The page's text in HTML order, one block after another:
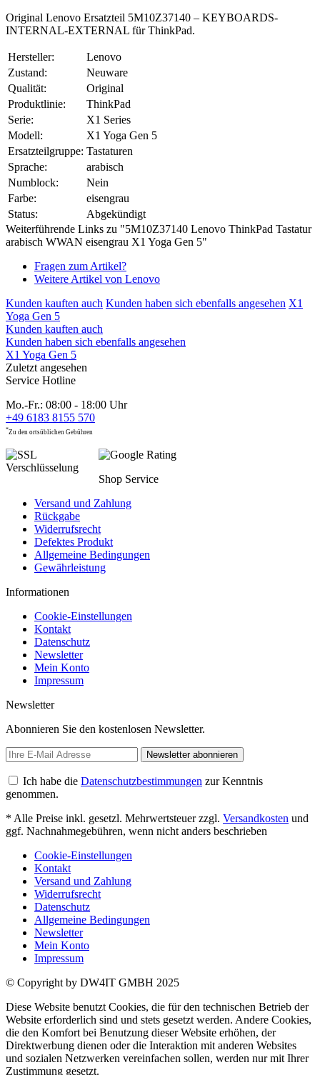
Original Lenovo Ersatzteil 5M10Z37140 – KEYBOARDS-
INTERNAL-EXTERNAL für ThinkPad.
Hersteller:
Lenovo
Zustand:
Neuware
Qualität:
Original
Produktlinie:
ThinkPad
Serie:
X1 Series
Modell:
X1 Yoga Gen 5
Ersatzteilgruppe: Tastaturen
Sprache:
arabisch
Numblock:
Nein
Farbe:
eisengrau
Status:
Abgekündigt
Weiterführende Links zu "5M10Z37140 Lenovo ThinkPad Tastatur
arabisch WWAN eisengrau X1 Yoga Gen 5"
Fragen zum Artikel?
Weitere Artikel von Lenovo
Kunden kauften auch Kunden haben sich ebenfalls angesehen X1
Yoga Gen 5
Kunden kauften auch
Kunden haben sich ebenfalls angesehen
X1 Yoga Gen 5
Zuletzt angesehen
Service Hotline
Mo.-Fr.: 08:00 - 18:00 Uhr
+49 6183 8155 570
*Zu den ortsüblichen Gebühren
Shop Service
Versand und Zahlung
Rückgabe
Widerrufsrecht
Defektes Produkt
Allgemeine Bedingungen
Gewährleistung
Informationen
Cookie-Einstellungen
Kontakt
Datenschutz
Newsletter
Mein Konto
Impressum
Newsletter
Abonnieren Sie den kostenlosen Newsletter.
Newsletter abonnieren
Ich habe die Datenschutzbestimmungen zur Kenntnis
genommen.
* Alle Preise inkl. gesetzl. Mehrwertsteuer zzgl. Versandkosten und
ggf. Nachnahmegebühren, wenn nicht anders beschrieben
Cookie-Einstellungen
Kontakt
Versand und Zahlung
Widerrufsrecht
Datenschutz
Allgemeine Bedingungen
Newsletter
Mein Konto
Impressum
© Copyright by DW4IT GMBH 2025
Diese Website benutzt Cookies, die für den technischen Betrieb der
Website erforderlich sind und stets gesetzt werden. Andere Cookies,
die den Komfort bei Benutzung dieser Website erhöhen, der
Direktwerbung dienen oder die Interaktion mit anderen Websites
und sozialen Netzwerken vereinfachen sollen, werden nur mit Ihrer
Zustimmung gesetzt.